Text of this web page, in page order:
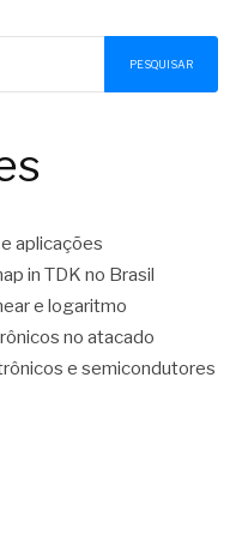
PESQUISAR
aplicações
in TDK no Brasil
e logaritmo
no atacado
e semicondutores